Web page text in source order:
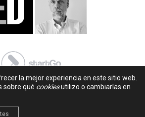
la mejor experiencia en este sitio web.
sobre qué cookiesutilizo o cambiarlas en